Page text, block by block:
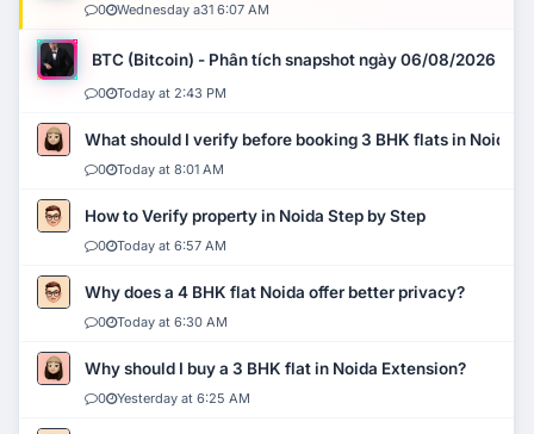
0 Wednesday a31 6:07 AM
BTC (Bitcoin) - Phân tích snapshot ngày 06/08/2026
0 Today at 2:43 PM
What should I verify before booking 3 BHK flats in Noida?
0 Today at 8:01 AM
How to Verify property in Noida Step by Step
0 Today at 6:57 AM
Why does a 4 BHK flat Noida offer better privacy?
0 Today at 6:30 AM
Why should I buy a 3 BHK flat in Noida Extension?
0 Yesterday at 6:25 AM